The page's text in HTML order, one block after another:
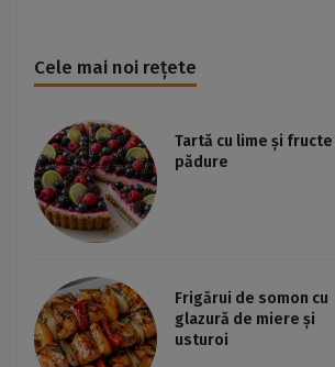
Cele mai noi rețete
Tartă cu lime și
pădure
Frigărui de somon cu
glazură de miere și
usturoi